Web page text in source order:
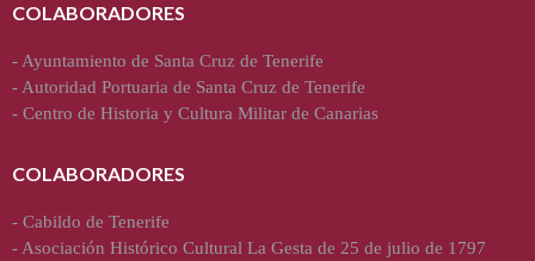
COLABORADORES
-Ayuntamiento de Santa Cruz de Tenerife
-Autoridad Portuaria de Santa Cruz de Tenerife
- Centro de Historia y Cultura Militar de Canarias
COLABORADORES
- Cabildo de Tenerife
-Asociación Histórico Cultural La Gesta de 25 de julio de 1797